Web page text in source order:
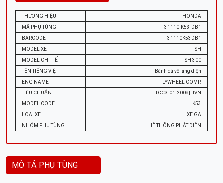
THƯƠNG HIỆU
HONDA
MÃ PHỤ TÙNG
31110-K53-DB1
BARCODE
31110K53DB1
MODEL XE
SH
MODEL CHI TIẾT
SH 300
TÊN TIẾNG VIỆT
Bánh đà vô lăng điện
ENG NAME
FLYWHEEL COMP.
TIÊU CHUẨN
TCCS: 01|2008|HVN
MODEL CODE
K53
LOẠI XE
XE GA
NHÓM PHỤ TÙNG
HỆ THỐNG PHÁT ĐIỆN
MÔ TẢ PHỤ TÙNG